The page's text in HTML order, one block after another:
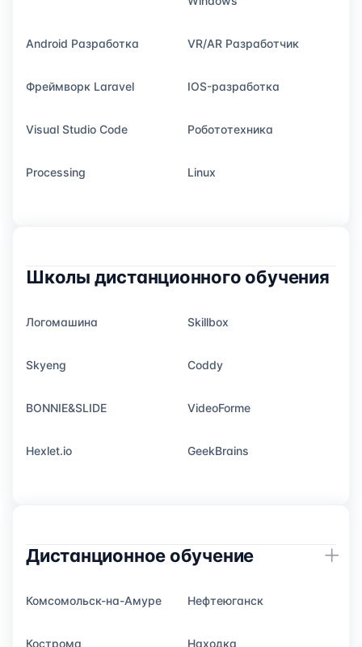
Android Разработка VR/AR Разработчик
Фреймворк Laravel IOS-разработка
Visual Studio Code Робототехника
Processing Linux
Школы дистанционного обучения
Логомашина Skillbox
Skyeng Coddy
BONNIE&SLIDE VideoForme
Hexlet.io GeekBrains
Дистанционное обучение
Комсомольск-на-Амуре Нефтеюганск
Кострома Находка